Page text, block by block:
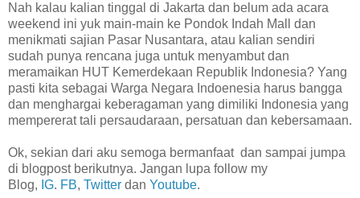
Nah kalau kalian tinggal di Jakarta dan belum ada acara
weekend ini yuk main-main ke Pondok Indah Mall dan
menikmati sajian Pasar Nusantara, atau kalian sendiri
sudah punya rencana juga untuk menyambut dan
meramaikan HUT Kemerdekaan Republik Indonesia? Yang
pasti kita sebagai Warga Negara Indoenesia harus bangga
dan menghargai keberagaman yang dimiliki Indonesia yang
mempererat tali persaudaraan, persatuan dan kebersamaan.
Ok, sekian dari aku semoga bermanfaat dan sampai jumpa
di blogpost berikutnya. Jangan lupa follow my
Blog, IG. FB, Twitter dan Youtube.